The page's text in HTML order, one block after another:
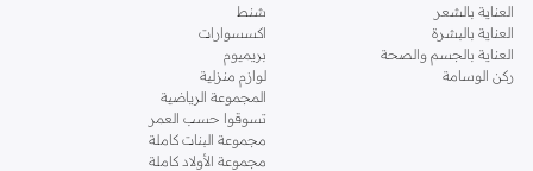
العناية بالشعر
العناية بالبشرة
العناية بالجسم والصحة
ركن الوسامة
شنط
اكسسوارات
بريميوم
لوازم منزلية
المجموعة الرياضية
تسوقوا حسب العمر
مجموعة البنات كاملة
مجموعة الأولاد كاملة